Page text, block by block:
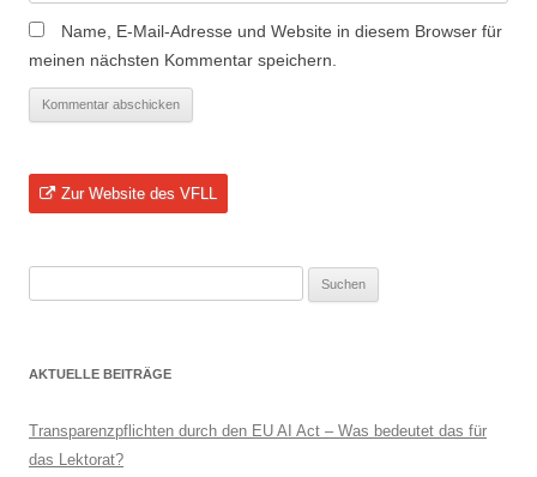
Name, E-Mail-Adresse und Website in diesem Browser für
meinen nächsten Kommentar speichern.
Zur Website des VFLL
nach:
AKTUELLE BEITRÄGE
Transparenzpflichten durch den EU AI Act – Was bedeutet das für
das Lektorat?